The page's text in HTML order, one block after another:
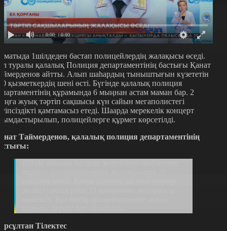
0:00 / 0:00
1шілдеден бастап полицейлердің жалақысы өседі.
туралы қалалық Полиция департаментінің бастығы Қанат
айтты. Алып шаһардың тыныштығын күзететін
қызметкердің шені өсті. Бүгінде қалалық полиция
құрамында 6 мыңнан астам маман бар. 2
жуық тәртіп сақшысы күн сайын мегаполистегі
қамтамасыз етеді. Шаарда мерекелік концерт
полицейлерге құрмет көрсетілді.
Таймерденов, қалалық полиция департаментінің
Тілектес